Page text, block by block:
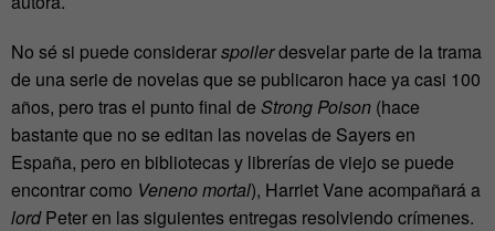
No sé si puede considerarspoilerdesvelar parte de la trama
de una serie de novelas que se publicaron hace ya casi 100
años, pero tras el punto final de Strong Poison (hace
bastante que no se editan las novelas de Sayers en
España, pero en bibliotecas y librerías de viejo se puede
encontrar como Veneno mortal), Harriet Vane acompañará a
lordPeter en las siguientes entregas resolviendo crímenes.